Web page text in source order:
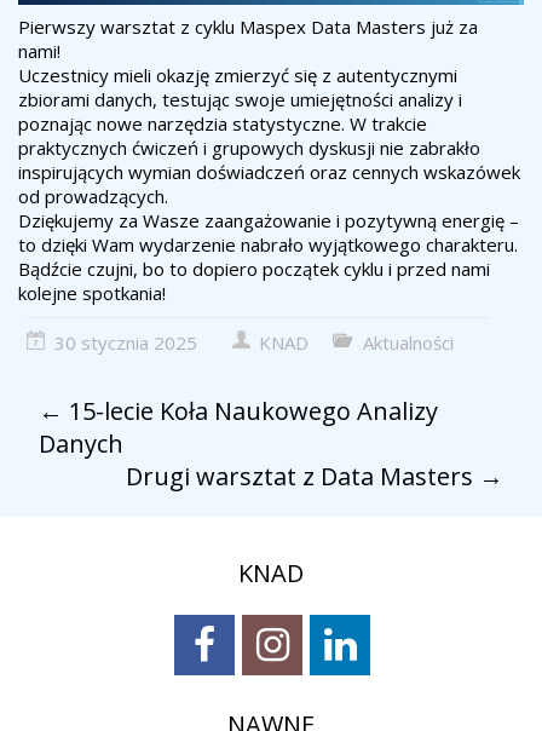
Pierwszy warsztat z cyklu Maspex Data Masters już za
nami!
Uczestnicy mieli okazję zmierzyć się z autentycznymi
zbiorami danych, testując swoje umiejętności analizy i
poznając nowe narzędzia statystyczne. W trakcie
praktycznych ćwiczeń i grupowych dyskusji nie zabrakło
inspirujących wymian doświadczeń oraz cennych wskazówek
od prowadzących.
Dziękujemy za Wasze zaangażowanie i pozytywną energię –
to dzięki Wam wydarzenie nabrało wyjątkowego charakteru.
Bądźcie czujni, bo to dopiero początek cyklu i przed nami
kolejne spotkania!
30 stycznia 2025 KNAD Aktualności
← 15-lecie Koła Naukowego Analizy
Danych
Drugi warsztat z Data Masters →
KNAD
NAWNE